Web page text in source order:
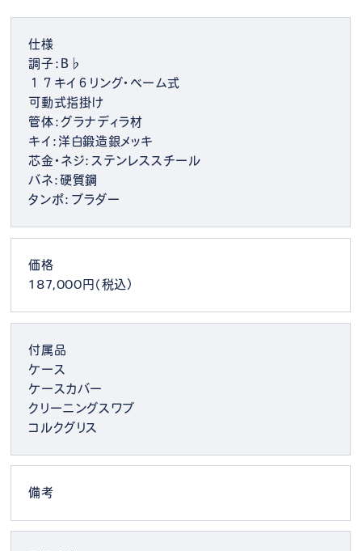
仕様
調子：B♭
１７キイ６リング・ベーム式
可動式指掛け
管体：グラナディラ材
キイ：洋白鍛造銀メッキ
芯金・ネジ：ステンレススチール
バネ：硬質鋼
タンポ：ブラダー
価格
187,000円（税込）
付属品
ケース
ケースカバー
クリーニングスワブ
コルクグリス
備考